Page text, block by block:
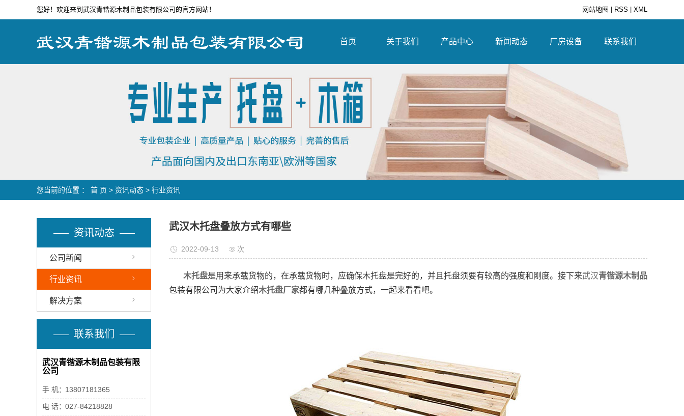
您好！欢迎来到武汉青锴源木制品包装有限公司的官方网站！ 网站地图 RSS XML
首页 关于我们 产品中心
出口木制包装箱
国内木制包装箱
托盘
木制品
熏蒸出口木板箱
军用箱
新闻动态
公司新闻
行业资讯
解决方案
厂房设备
青锴源设备
联系我们
招贤纳士
您当前的位置 ： 首 页 > 资讯动态 > 行业资讯
资讯动态
公司新闻
行业资讯
解决方案
联系我们
武汉青锴源木制品包装有限
公司
手 机： 13807181365
电 话：027-84218828
武汉木托盘叠放方式有哪些
2022-09-13 次
木托盘是用来承载货物的，在承载货物时，应确保木托盘是完好的，并且托盘须要有较高的强度和刚度。接下来武汉青锴源木制品
包装有限公司为大家介绍木托盘厂家都有哪几种叠放方式，一起来看看吧。